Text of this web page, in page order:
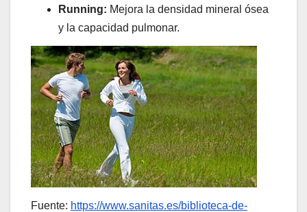
Running: Mejora la densidad mineral ósea
y la capacidad pulmonar.
Fuente: https://www.sanitas.es/biblioteca-de-